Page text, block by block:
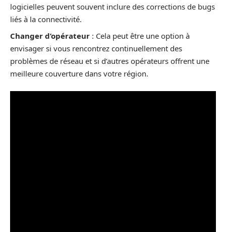
logicielles peuvent souvent inclure des corrections de bugs
liés à la connectivité.
Changer d’opérateur : Cela peut être une option à
envisager si vous rencontrez continuellement des
problèmes de réseau et si d’autres opérateurs offrent une
meilleure couverture dans votre région.